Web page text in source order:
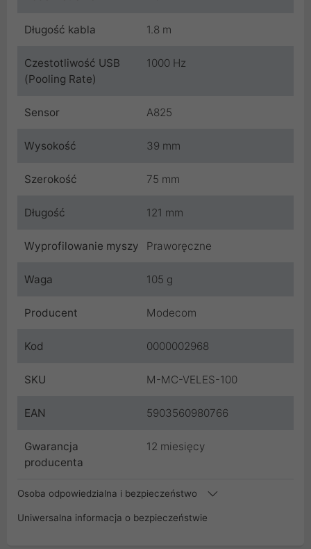
Długość kabla 1.8 m
Czestotliwość USB
(Pooling Rate)
1000 Hz
Sensor A825
Wysokość 39 mm
Szerokość 75 mm
Długość 121 mm
Wyprofilowanie myszy Praworęczne
Waga 105 g
Producent Modecom
Kod 0000002968
SKU M-MC-VELES-100
EAN 5903560980766
Gwarancja
producenta
12 miesięcy
Osoba odpowiedzialna i bezpieczeństwo
Uniwersalna informacja o bezpieczeństwie